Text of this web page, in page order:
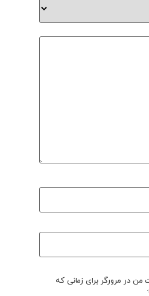
من در مرورگر برای زمانی که